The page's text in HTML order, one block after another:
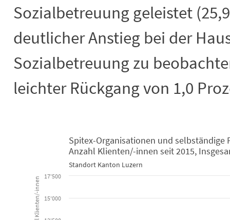
Sozialbetreuung geleistet
deutlicher Anstieg bei der
Sozialbetreuung zu
leichter Rückgang von 1,0
Spitex-Organisationen und
Bar chart with 5 data series.
Standort Kanton Luzern
View as data table, Spitex-Organisationen und selbständige
The chart has 1 X axis displaying categories.
The chart has 1 Y axis displaying Anzahl Klienten/-innen.
Anzahl Klienten/-innen
Spitex-Organisationen und selbständige
Anzahl Klienten/-innen seit 2015,
Standort Kanton Luzern
15'000
17'500